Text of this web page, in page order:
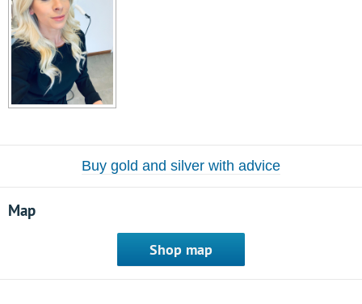
Buy gold and silver with advice
Map
Shop map